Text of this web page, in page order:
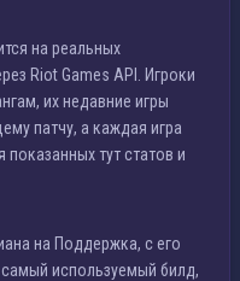
на реальных
Riot Games API. Игроки
их недавние игры
патчу, а каждая игра
показанных тут статов и
на Поддержка, с его
используемый билд,